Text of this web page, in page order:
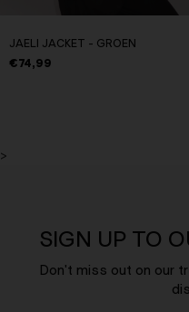
JAELI JACKET - GROEN
€74,99
>
SIGN UP TO
Don't miss out on our